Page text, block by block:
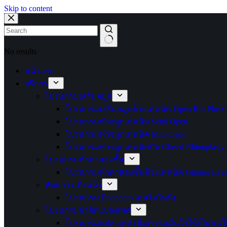
Skip to content
No results
หน้าแรก
บริการ
โปรแกรมเสริมจมูก
โปรแกรมเสริมจมูกด้วยเทคนิค Open Rib Plus+
โปรแกรมทำจมูกเทคนิค Semi Open
โปรแกรมทำจมูกเทคนิค Mini Open
โปรแกรมทำจมูกเทคนิคปิด Closed Rhinoplasty
โปรแกรมทำตาสองชั้น
โปรแกรมทำตาสองชั้นด้วยเทคนิค Glamor Eyes
หัตถการ-ดึงหน้า
โปรแกรม Endotine (เอนโดไทน์)
โปรแกรมผ่าตัดแปลงเพศ
โปรแกรมแปลงเพศ เพิ่มความมั่นใจให้เป็นค